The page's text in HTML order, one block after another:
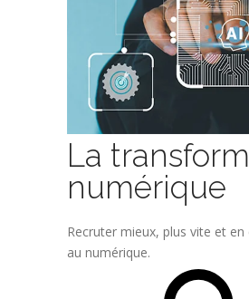
La
numérique
Recruter mieux, plus vite et en
au numérique.